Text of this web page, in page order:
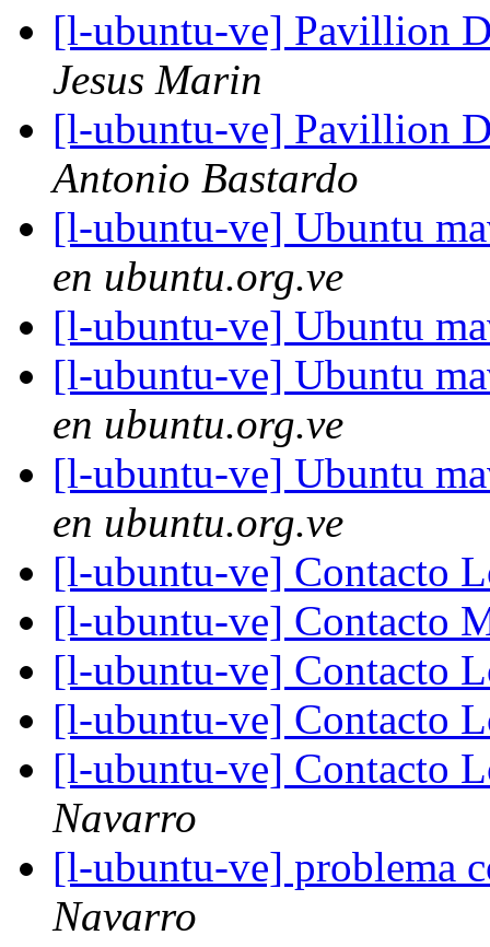
[l-ubuntu-ve] Pavillion
Jesus Marin
[l-ubuntu-ve] Pavillion
Antonio Bastardo
[l-ubuntu-ve] Ubuntu
en ubuntu.org.ve
[l-ubuntu-ve] Ubuntu
[l-ubuntu-ve] Ubuntu
en ubuntu.org.ve
[l-ubuntu-ve] Ubuntu
en ubuntu.org.ve
[l-ubuntu-ve] Contacto
[l-ubuntu-ve] Contacto
[l-ubuntu-ve] Contacto
[l-ubuntu-ve] Contacto
[l-ubuntu-ve] Contacto
Navarro
[l-ubuntu-ve] problema
Navarro